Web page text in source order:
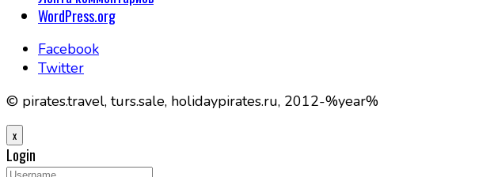
WordPress.org
Facebook
Twitter
© pirates.travel, turs.sale, holidaypirates.ru, 2012-%year%
x
Login